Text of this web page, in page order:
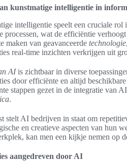
kunstmatige intelligentie in
intelligentie speelt een cruciale
processen, wat de efficiëntie
maken van geavanceerde technologie
real-time inzichten verkrijgen uit
AIis zichtbaar in diverse
door efficiënte en altijd
stappen gezet in de integratie van
.
stelt AI bedrijven in staat om
en creatieve aspecten van hun
kan men een kijkje nemen op
aangedreven door AI